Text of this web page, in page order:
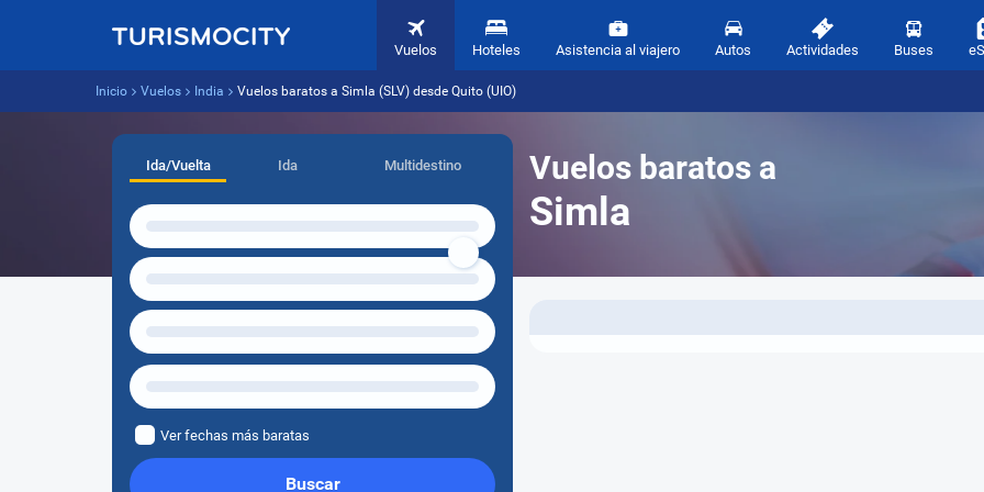
Vuelos Hoteles Asistencia al viajero Autos Actividades Buses
Inicio Vuelos India Vuelos baratos a Simla (SLV) desde Quito (UIO)
Vuelos baratos a
Simla
Ida/Vuelta Ida Multidestino
Ver fechas más baratas
Buscar